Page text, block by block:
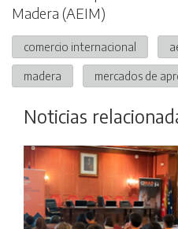
Madera (AEIM)
comercio internacional
madera mercados de
Noticias